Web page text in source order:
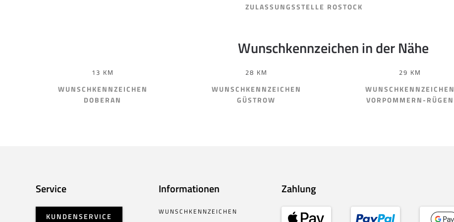
ZULASSUNGSSTELLE ROSTOCK
Wunschkennzeichen in der Nähe
13 KM
WUNSCHKENNZEICHEN
DOBERAN
28 KM
WUNSCHKENNZEICHEN
GÜSTROW
29 KM
WUNSCHKENNZEICHEN
VORPOMMERN-RÜGEN
Service
KUNDENSERVICE
Informationen
WUNSCHKENNZEICHEN
Zahlung